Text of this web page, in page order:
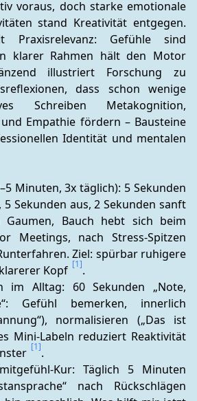
voraus, doch starke emotionale
stand Kreativität entgegen.
Praxisrelevanz: Gefühle sind
klarer Rahmen hält den Motor
illustriert Forschung zu
dass schon wenige
Schreiben Metakognition,
Empathie fördern – Bausteine
Identität und mentalen
Minuten, 3x täglich): 5 Sekunden
Sekunden aus, 2 Sekunden sanft
Gaumen, Bauch hebt sich beim
Meetings, nach Stress-Spitzen
Ziel: spürbar ruhigere
Kopf [1].
im Alltag: 60 Sekunden „Note,
Gefühl bemerken, innerlich
normalisieren („Das ist
Mini-Labeln reduziert Reaktivität
[1].
Kur: Täglich 5 Minuten
nach Rückschlägen